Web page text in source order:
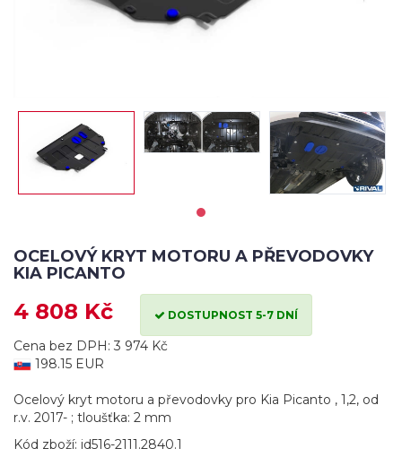
OCELOVÝ KRYT MOTORU A PŘEVODOVKY
KIA PICANTO
4 808 Kč DOSTUPNOST 5-7 DNÍ
Cena bez DPH: 3 974 Kč
198.15 EUR
Ocelový kryt motoru a převodovky pro Kia Picanto , 1,2, od
r.v. 2017- ; tloušťka: 2 mm
Kód zboží: id516-2111.2840.1